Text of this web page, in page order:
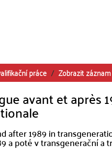
práce Zobrazit záznam
avant et après
after 1989 in
a poté v transgenerační a